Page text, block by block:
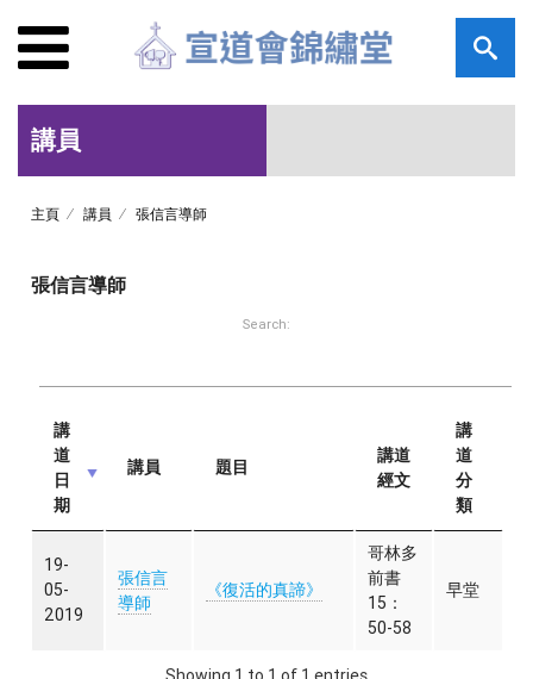
講員
主頁 講員 張信言導師
張信言導師
Search:
講
道
日
期
講員 題目
講道
經文
講
道
分
類
19-
05-
2019
張信言
導師
《復活的真諦》
哥林多
前書
15：
50-58
早堂